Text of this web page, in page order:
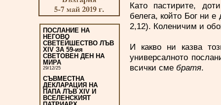
ПОСЛАНИЕ НА
НЕГОВО
СВЕТЕЙШЕСТВО ЛЪВ
XIV ЗА 59-ия
СВЕТОВЕН ДЕН НА
МИРА
29/12/25
СЪВМЕСТНА
ДЕКЛАРАЦИЯ НА
ПАПА ЛЪВ XIV И
ВСЕЛЕНСКИЯТ
Като пастирите,
белега, който Бог ни
2,12). Коленичим и
И какво ни казва
универсалното
всички сме братя.